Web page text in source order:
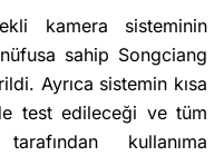
kamera sisteminin
sahip Songciang
Ayrıca sistemin kısa
test edileceği ve tüm
kullanıma